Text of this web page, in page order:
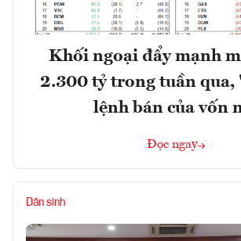
Khối ngoại đẩy mạnh
2.300 tỷ trong tuần qua,
lệnh bán của vốn
Đọc ngay
Dân sinh